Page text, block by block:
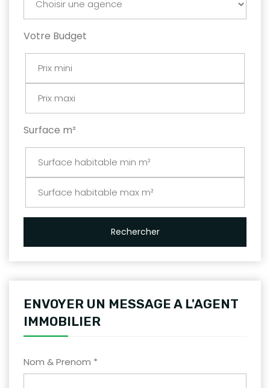
Votre Budget
Surface m²
Rechercher
ENVOYER UN MESSAGE A L'AGENT
IMMOBILIER
Nom & Prenom *